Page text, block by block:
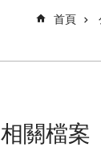
首頁
相關檔案